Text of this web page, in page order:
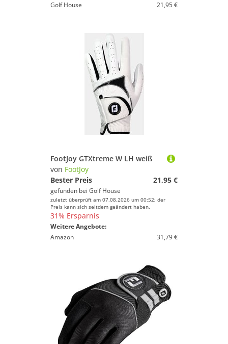
Golf House
21,95 €
FootJoy GTXtreme W LH weiß
von FootJoy
Bester Preis
21,95 €
gefunden bei Golf House
zuletzt überprüft am 07.08.2026 um 00:52; der
Preis kann sich seitdem geändert haben.
31% Ersparnis
Weitere Angebote:
Amazon
31,79 €